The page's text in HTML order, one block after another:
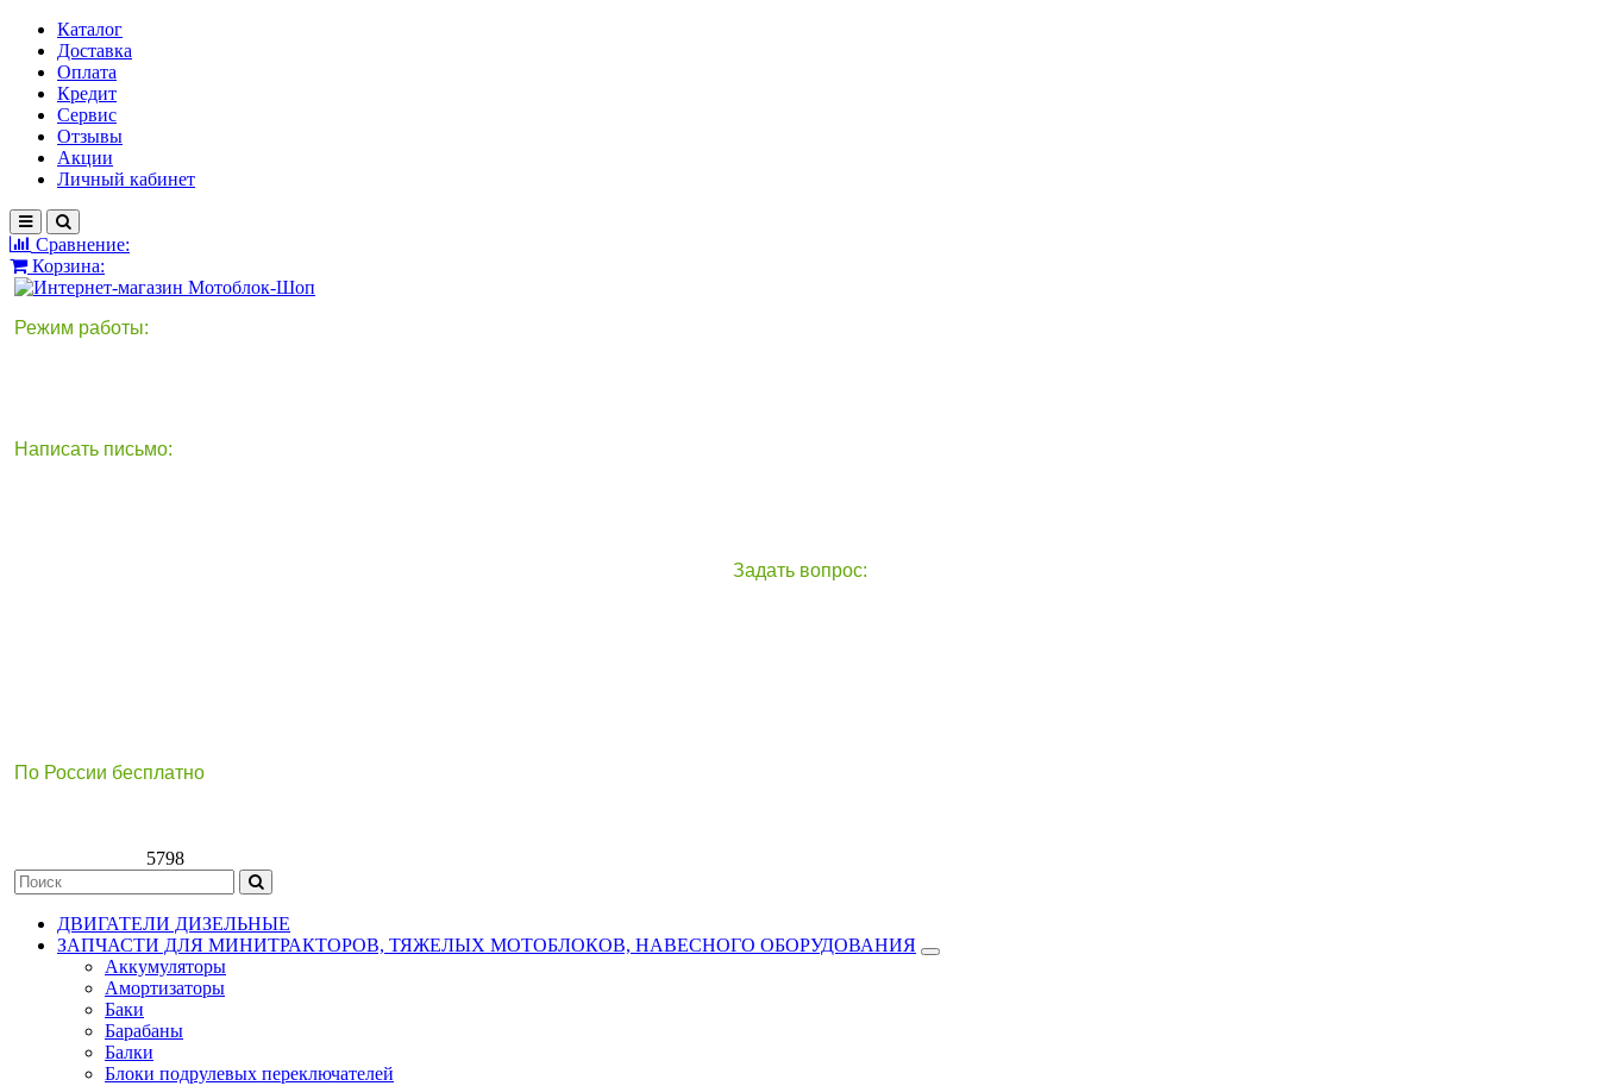
Каталог
Доставка
Оплата
Кредит
Сервис
Отзывы
Акции
Личный кабинет
Сравнение:
Корзина:
Режим работы:
Написать письмо:
Задать вопрос:
По России бесплатно
5798
ДВИГАТЕЛИ ДИЗЕЛЬНЫЕ
ЗАПЧАСТИ ДЛЯ МИНИТРАКТОРОВ, ТЯЖЕЛЫХ МОТОБЛОКОВ, НАВЕСНОГО ОБОРУДОВАНИЯ
Аккумуляторы
Амортизаторы
Баки
Барабаны
Балки
Блоки подрулевых переключателей